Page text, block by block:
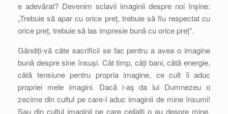
e adevărat? Devenim sclavii imaginii despre noi înșine:
„Trebuie să apar cu orice preț, trebuie să fiu respectat cu
orice preț, trebuie să las impresie bună cu orice preț”.
Gândiți-vă câte sacrificii se fac pentru a avea o imagine
bună despre sine însuși. Cât timp, câți bani, câtă energie,
câtă tensiune pentru propria imagine, ce cult îi aduc
propriei mele imagini. Dacă i-aș da lui Dumnezeu o
zecime din cultul pe care-l aduc imaginii de mine însumi!
Sau din cultul imaginii pe care ceilalți o au despre mine,